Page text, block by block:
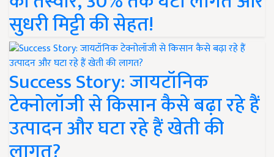
सुधरी मिट्टी की सेहत!
Success Story: जायटॉनिक
टेक्नोलॉजी से किसान कैसे बढ़ा रहे हैं
उत्पादन और घटा रहे हैं खेती की